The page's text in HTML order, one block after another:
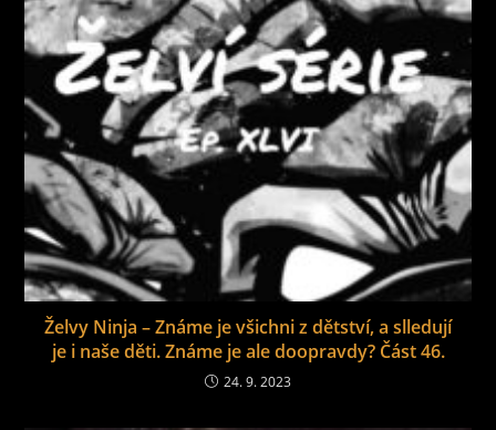
Želvy Ninja – Známe je všichni z dětství, a slledují
je i naše děti. Známe je ale doopravdy? Část 46.
24. 9. 2023